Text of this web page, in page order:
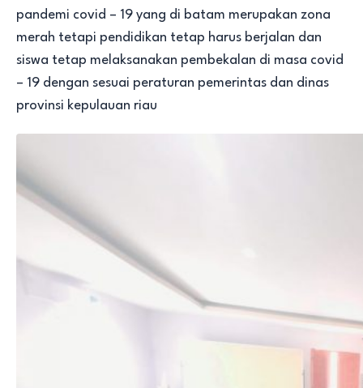
pandemi covid – 19 yang di batam merupakan zona
merah tetapi pendidikan tetap harus berjalan dan
siswa tetap melaksanakan pembekalan di masa covid
– 19 dengan sesuai peraturan pemerintas dan dinas
provinsi kepulauan riau